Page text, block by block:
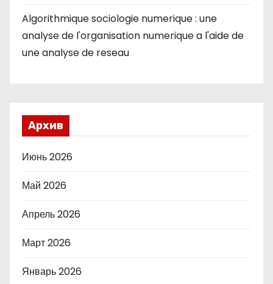
Algorithmique sociologie numerique : une
analyse de l'organisation numerique a l'aide de
une analyse de reseau
Архив
Июнь 2026
Май 2026
Апрель 2026
Март 2026
Январь 2026